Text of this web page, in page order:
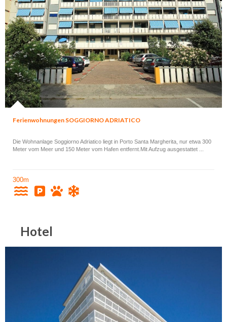
Ferienwohnungen SOGGIORNO ADRIATICO
Die Wohnanlage Soggiorno Adriatico liegt in Porto Santa Margherita, nur etwa 300
Meter vom Meer und 150 Meter vom Hafen entfernt.Mit Aufzug ausgestattet ...
300m
Hotel